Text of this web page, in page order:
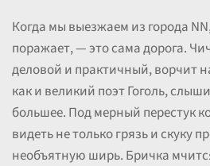
Когда мы выезжаем из города
поражает, — это сама дорога.
деловой и практичный, ворчит
как и великий поэт Гоголь,
большее. Под мерный перестук
видеть не только грязь и скуку
необъятную ширь. Бричка